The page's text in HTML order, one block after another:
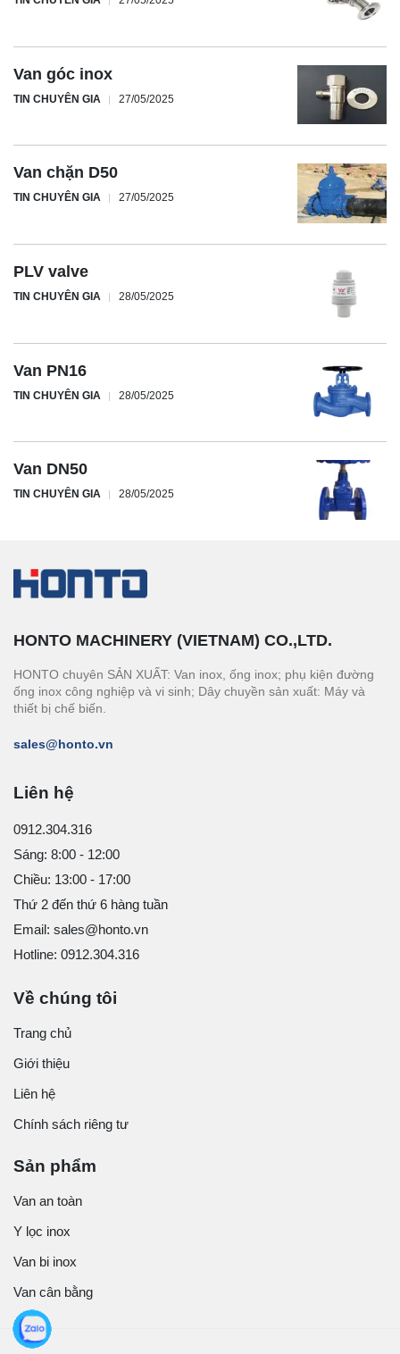
Van góc inox
TIN CHUYÊN GIA 27/05/2025
Van chặn D50
TIN CHUYÊN GIA 27/05/2025
PLV valve
TIN CHUYÊN GIA 28/05/2025
Van PN16
TIN CHUYÊN GIA 28/05/2025
Van DN50
TIN CHUYÊN GIA 28/05/2025
HONTO MACHINERY (VIETNAM) CO.,LTD.
HONTO chuyên SẢN XUẤT: Van inox, ống inox; phụ kiện đường
ống inox công nghiệp và vi sinh; Dây chuyền sản xuất: Máy và
thiết bị chế biến.
sales@honto.vn
Liên hệ
0912.304.316
Sáng: 8:00 - 12:00
Chiều: 13:00 - 17:00
Thứ 2 đến thứ 6 hàng tuần
Email: sales@honto.vn
Hotline: 0912.304.316
Về chúng tôi
Trang chủ
Giới thiệu
Liên hệ
Chính sách riêng tư
Sản phẩm
Van an toàn
Y lọc inox
Van bi inox
Van cân bằng